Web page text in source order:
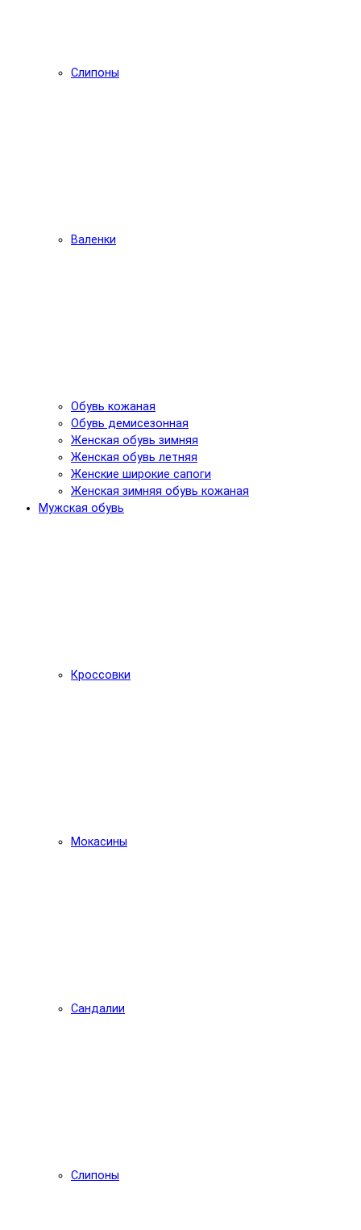
Слипоны
Валенки
Обувь кожаная
Обувь демисезонная
Женская обувь зимняя
Женская обувь летняя
Женские широкие сапоги
Женская зимняя обувь кожаная
Мужская обувь
Кроссовки
Мокасины
Сандалии
Слипоны